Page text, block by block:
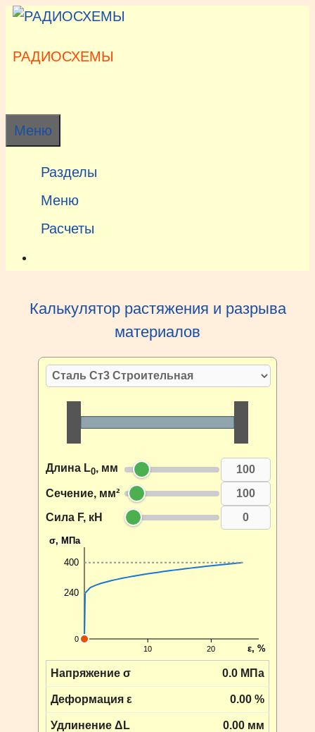
Перейти
РАДИОСХЕМЫ
Меню
Разделы
Меню
Расчеты
Калькулятор растяжения и разрыва
материалов
Длина L0, мм
Сечение, мм²
Сила F, кН
Напряжение σ 0.0 МПа
Деформация ε 0.00 %
Удлинение ΔL 0.00 мм